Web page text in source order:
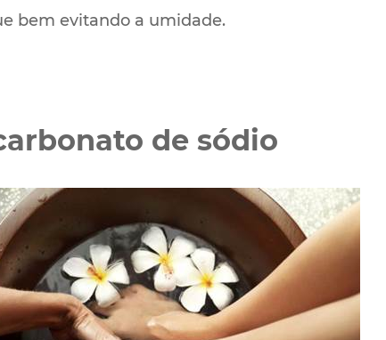
bem evitando a umidade.
de sódio